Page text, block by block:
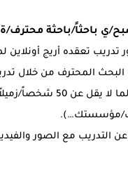
ي باحثاً/باحثة محترف/ة؟،
تعقده أريج أونلاين
المحترف من خلال
نقل ما تعلمته
مؤسستك…).
عن التدريب مع الصور